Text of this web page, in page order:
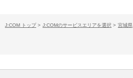
J:COM トップ > J:COMのサービスエリアを選択 > 宮城県